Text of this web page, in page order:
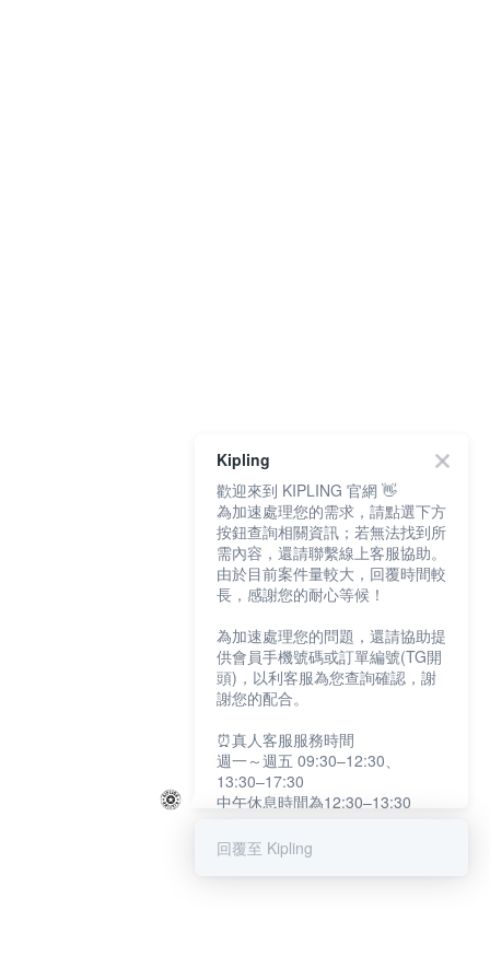
Kipling
歡迎來到 KIPLING 官網 👋
為加速處理您的需求，請點選下方
按鈕查詢相關資訊；若無法找到所
需內容，還請聯繫線上客服協助。
由於目前案件量較大，回覆時間較
長，感謝您的耐心等候！
為加速處理您的問題，還請協助提
供會員手機號碼或訂單編號(TG開
頭)，以利客服為您查詢確認，謝
謝您的配合。
⏰真人客服服務時間
週一～週五 09:30–12:30、
13:30–17:30
中午休息時間為12:30–13:30
提醒您：系統會自動已讀訊息，如
回覆至 Kipling